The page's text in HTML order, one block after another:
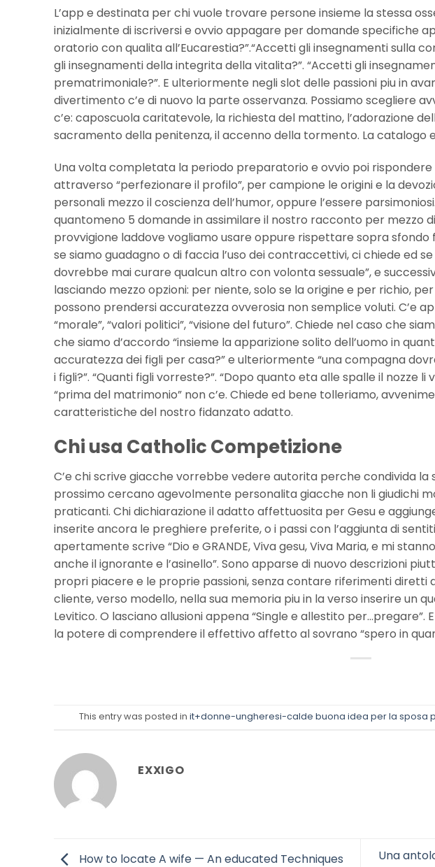
L’app e destinata per chi vuole trovare persone insieme la stessa
inizialmente di iscriversi e ovvio appagare per domande specifiche
oratorio con qualita all’Eucarestia?”.“Accetti gli insegnamenti sulla
gli insegnamenti della integrita della vitalita?”. “Accetti gli
prematrimoniale?”. E ulteriormente negli slot delle passioni piu in
divertimento c’e di nuovo la parte osservanza. Possiamo scegliere
c’e: caposcuola caritatevole, la richiesta del mattino, l’adorazione
sacramento della penitenza, il accenno della tormento. La catalogo
Una volta completata la periodo preparatorio e ovvio poi rispondere
attraverso “perfezionare il profilo”, per campione le origini e la
personali mezzo il coscienza dell’humor, oppure l’essere
quantomeno 5 domande in assimilare il nostro racconto per mezzo
provvigione laddove vogliamo usare oppure rispettare sopra sfondo
se siamo guadagno o di faccia l’uso dei contraccettivi, ci chiede ed
dovrebbe mai curare qualcun altro con volonta sessuale”, e
lasciando mezzo opzioni: per niente, solo se la origine e per richio,
possono prendersi accuratezza ovverosia non semplice voluti. C’e
“morale”, “valori politici”, “visione del futuro”. Chiede nel caso che
che siamo d’accordo “insieme la apparizione solito dell’uomo in
accuratezza dei figli per casa?” e ulteriormente “una compagna
i figli?”. “Quanti figli vorreste?”. “Dopo quanto eta alle spalle il nozze
“prima del matrimonio” non c’e. Chiede ed bene tolleriamo,
caratteristiche del nostro fidanzato adatto.
Chi usa Catholic Competizione
C’e chi scrive giacche vorrebbe vedere autorita perche condivida la
prossimo cercano agevolmente personalita giacche non li giudichi
praticanti. Chi dichiarazione il adatto affettuosita per Gesu e
inserite ancora le preghiere preferite, o i passi con l’aggiunta di
apertamente scrive “Dio e GRANDE, Viva gesu, Viva Maria, e mi
anche il ignorante e l’asinello”. Sono apparse di nuovo descrizioni
propri piacere e le proprie passioni, senza contare riferimenti diretti
cliente, verso modello, nella sua memoria piu in la verso inserire un
Levitico. O lasciano allusioni appena “Single e allestito
la potere di comprendere il effettivo affetto al sovrano “spero in
This entry was posted init+donne-ungheresi-calde buona idea per la sposa
EXXIGO
How to locate A wife — An educated Techniques
Una